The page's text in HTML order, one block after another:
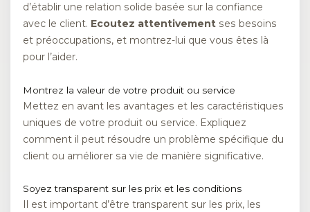
d’établir une relation solide basée sur la confiance
avec le client. Ecoutez attentivement ses besoins
et préoccupations, et montrez-lui que vous êtes là
pour l’aider.
Montrez la valeur de votre produit ou service
Mettez en avant les avantages et les caractéristiques
uniques de votre produit ou service. Expliquez
comment il peut résoudre un problème spécifique du
client ou améliorer sa vie de manière significative.
Soyez transparent sur les prix et les conditions
Il est important d’être transparent sur les prix, les